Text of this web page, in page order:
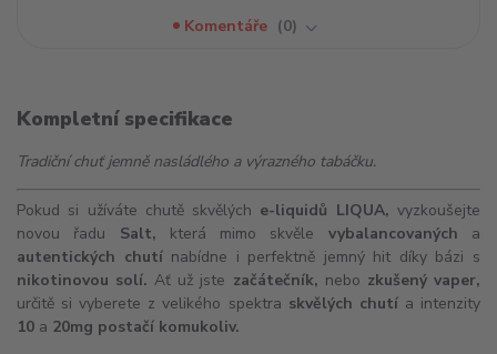
Komentáře
0
Kompletní specifikace
Tradiční chuť jemně nasládlého a výrazného tabáčku.
Pokud si užíváte chutě skvělých e-liquidů LIQUA, vyzkoušejte
novou řadu Salt, která mimo skvěle vybalancovaných a
autentických chutínabídne i perfektně jemný hit díky bázi s
nikotinovou solí. Ať už jste začátečník, nebo zkušený vaper,
určitě si vyberete z velikého spektra skvělých chutía intenzity
10 a 20mg postačí komukoliv.